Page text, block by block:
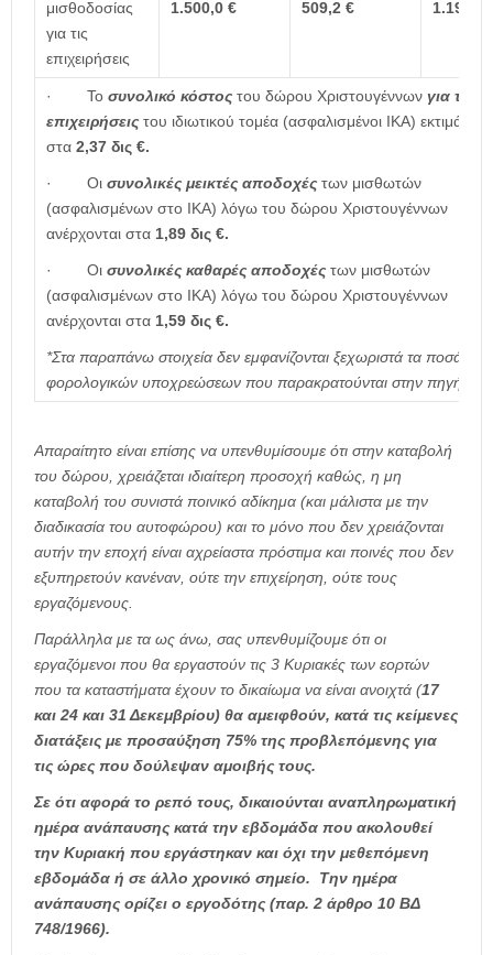
μισθοδοσίας
για τις
επιχειρήσεις
1.500,0 € 509,2 € 1.197,2
· Το συνολικό κόστος του δώρου Χριστουγέννων για τις
επιχειρήσεις του ιδιωτικού τομέα (ασφαλισμένοι ΙΚΑ) εκτιμάται
στα 2,37 δις €.
· Οι συνολικές μεικτές αποδοχές των μισθωτών
(ασφαλισμένων στο ΙΚΑ) λόγω του δώρου Χριστουγέννων
ανέρχονται στα 1,89 δις €.
· Οι συνολικές καθαρές αποδοχές των μισθωτών
(ασφαλισμένων στο ΙΚΑ) λόγω του δώρου Χριστουγέννων
ανέρχονται στα 1,59 δις €.
*Στα παραπάνω στοιχεία δεν εμφανίζονται ξεχωριστά τα ποσά
φορολογικών υποχρεώσεων που παρακρατούνται στην πηγή
Απαραίτητο είναι επίσης να υπενθυμίσουμε ότι στην καταβολή
του δώρου, χρειάζεται ιδιαίτερη προσοχή καθώς, η μη
καταβολή του συνιστά ποινικό αδίκημα (και μάλιστα με την
διαδικασία του αυτοφώρου) και το μόνο που δεν χρειάζονται
αυτήν την εποχή είναι αχρείαστα πρόστιμα και ποινές που δεν
εξυπηρετούν κανέναν, ούτε την επιχείρηση, ούτε τους
εργαζόμενους.
Παράλληλα με τα ως άνω, σας υπενθυμίζουμε ότι οι
εργαζόμενοι που θα εργαστούν τις 3 Κυριακές των εορτών
που τα καταστήματα έχουν το δικαίωμα να είναι ανοιχτά (17
και 24 και 31 Δεκεμβρίου) θα αμειφθούν, κατά τις κείμενες
διατάξεις με προσαύξηση 75% της προβλεπόμενης για
τις ώρες που δούλεψαν αμοιβής τους.
Σε ότι αφορά το ρεπό τους, δικαιούνται αναπληρωματική
ημέρα ανάπαυσης κατά την εβδομάδα που ακολουθεί
την Κυριακή που εργάστηκαν και όχι την μεθεπόμενη
εβδομάδα ή σε άλλο χρονικό σημείο. Την ημέρα
ανάπαυσης ορίζει ο εργοδότης (παρ. 2 άρθρο 10 ΒΔ
748/1966).